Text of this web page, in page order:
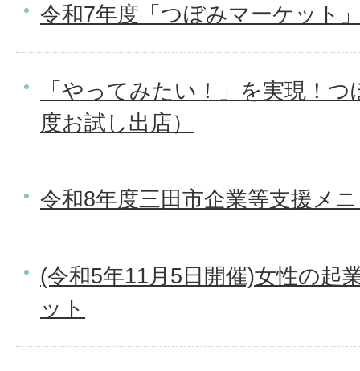
令和7年度「つぼみマーケット
「やってみたい！」を実現！
度お試し出店）
令和8年度三田市企業等支援メ
(令和5年11月5日開催)女性の起
ット